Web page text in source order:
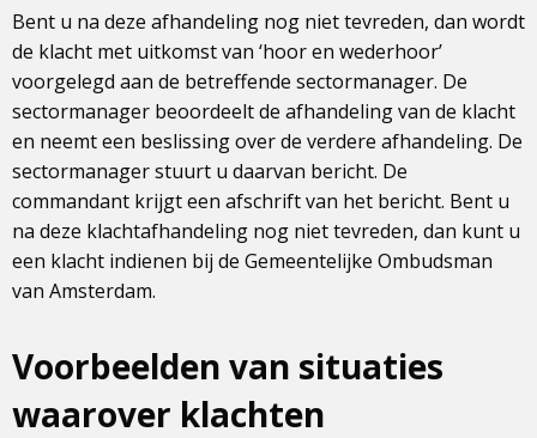
Bent u na deze afhandeling nog niet tevreden, dan wordt
de klacht met uitkomst van ‘hoor en wederhoor’
voorgelegd aan de betreffende sectormanager. De
sectormanager beoordeelt de afhandeling van de klacht
en neemt een beslissing over de verdere afhandeling. De
sectormanager stuurt u daarvan bericht. De
commandant krijgt een afschrift van het bericht. Bent u
na deze klachtafhandeling nog niet tevreden, dan kunt u
een klacht indienen bij de Gemeentelijke Ombudsman
van Amsterdam.
Voorbeelden van situaties
waarover klachten